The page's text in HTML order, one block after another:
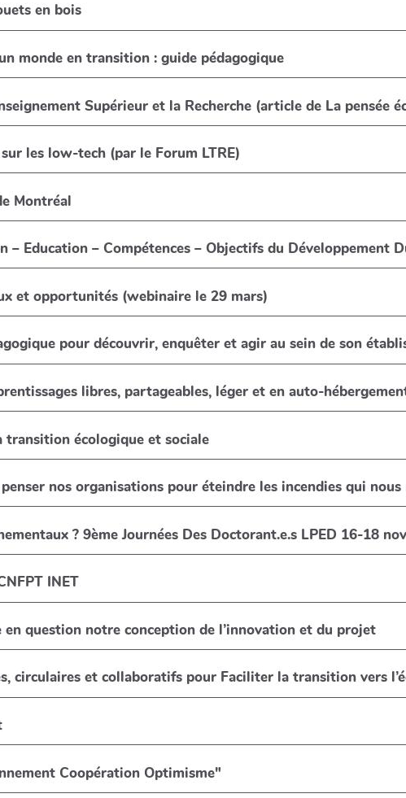
en bois
monde en transition : guide pédagogique
Supérieur et la Recherche (article de La pensée
les low-tech (par le Forum LTRE)
Montréal
FECODD : Formation – Education – Compétences – Objectifs du
et opportunités (webinaire le 29 mars)
pour découvrir, enquêter et agir au sein de son
libres, partageables, léger et en auto-
écologique et sociale
nos organisations pour éteindre les incendies qui nous
? 9ème Journées Des Doctorant.e.s LPED 16-18
INET
question notre conception de l’innovation et du projet
circulaires et collaboratifs pour Faciliter la transition vers
Coopération Optimisme"